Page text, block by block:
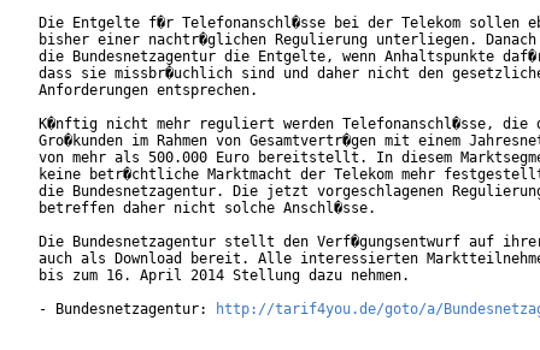
Die Entgelte f�r Telefonanschl�sse bei der Telekom sollen
bisher einer nachtr�glichen Regulierung unterliegen.
die Bundesnetzagentur die Entgelte, wenn Anhaltspunkte
dass sie missbr�uchlich sind und daher nicht den
Anforderungen entsprechen.
K�nftig nicht mehr reguliert werden Telefonanschl�sse, die
Gro�kunden im Rahmen von Gesamtvertr�gen mit einem
von mehr als 500.000 Euro bereitstellt. In diesem
keine betr�chtliche Marktmacht der Telekom mehr
die Bundesnetzagentur. Die jetzt vorgeschlagenen
betreffen daher nicht solche Anschl�sse.
Die Bundesnetzagentur stellt den Verf�gungsentwurf auf
auch als Download bereit. Alle interessierten
bis zum 16. April 2014 Stellung dazu nehmen.
- Bundesnetzagentur:
http://tarif4you.de/goto/a/